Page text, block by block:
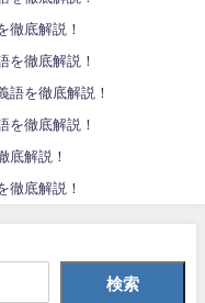
徹底解説！
を徹底解説！
語を徹底解説！
を徹底解説！
底解説！
徹底解説！
検索